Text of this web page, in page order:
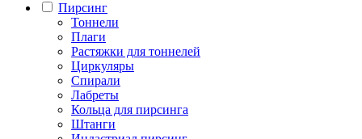
Пирсинг
Тоннели
Плаги
Растяжки для тоннелей
Циркуляры
Спирали
Лабреты
Кольца для пирсинга
Штанги